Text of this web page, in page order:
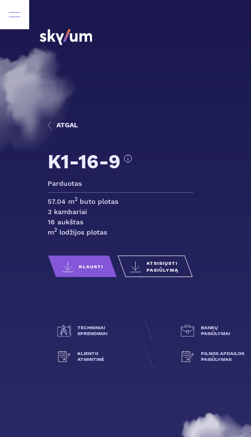
ATGAL
K1-16-9
Parduotas
57.04 m2 buto plotas
3 kambariai
16 aukštas
m2 lodžijos plotas
KLAUSTI
ATSISIŲSTI
PASIŪLYMĄ
TECHNINIAI
SPRENDIMAI
BANKŲ
PASIŪLYMAI
KLIENTO
ATMINTINĖ
PILNOS APDAILOS
PASIŪLYMAS